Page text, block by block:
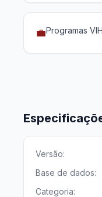
💼Programas
Versão:
Base de dados:
Categoria: